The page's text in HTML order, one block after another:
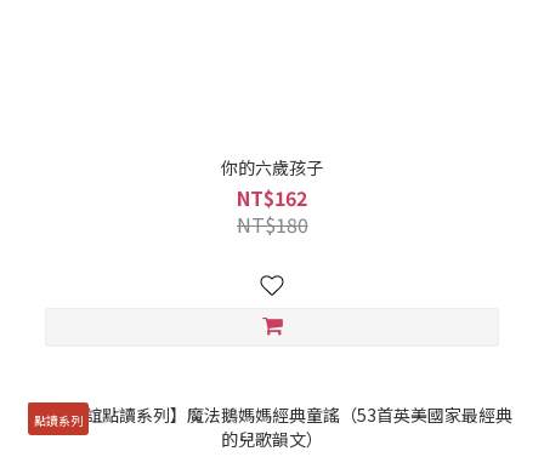
你的六歲孩子
NT$162
NT$180
點讀系列